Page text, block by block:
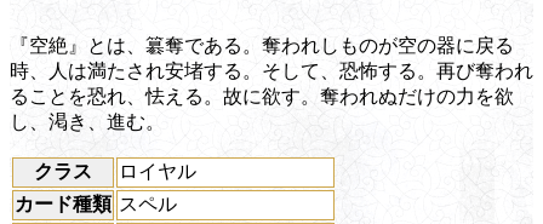
『空絶』とは、簒奪である。奪われしものが空の器に戻る
時、人は満たされ安堵する。そして、恐怖する。再び奪われ
ることを恐れ、怯える。故に欲す。奪われぬだけの力を欲
し、渇き、進む。
クラス
ロイヤル
カード種類 スペル